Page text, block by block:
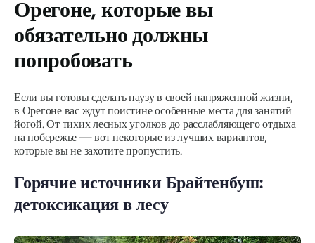
Орегоне, которые вы
обязательно должны
попробовать
Если вы готовы сделать паузу в своей напряженной жизни,
в Орегоне вас ждут поистине особенные места для занятий
йогой. От тихих лесных уголков до расслабляющего отдыха
на побережье — вот некоторые из лучших вариантов,
которые вы не захотите пропустить.
Горячие источники Брайтенбуш:
детоксикация в лесу